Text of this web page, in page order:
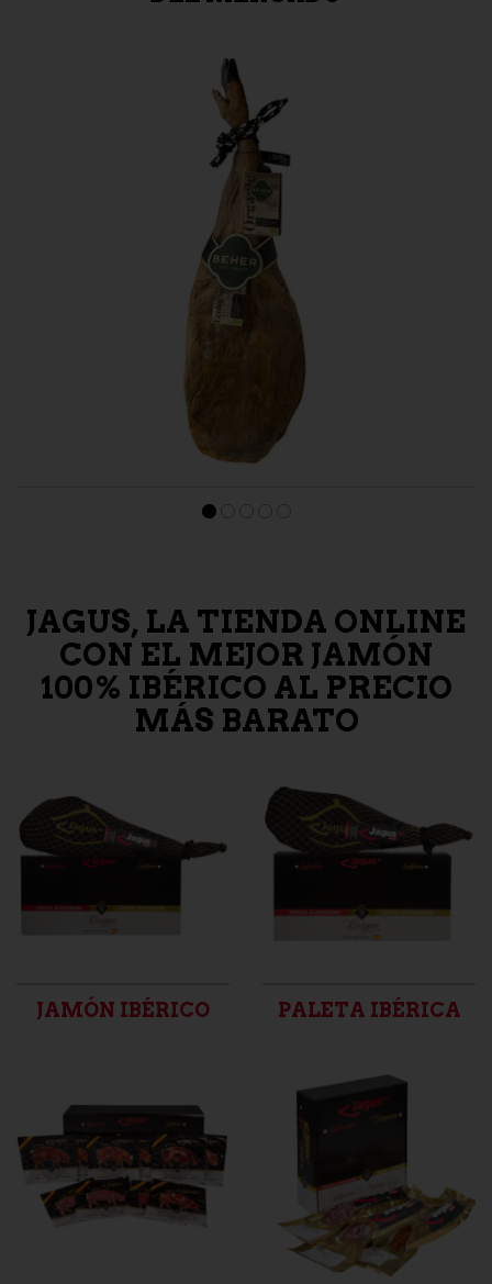
JAGUS, LA TIENDA ONLINE
CON EL MEJOR JAMÓN
100% IBÉRICO AL PRECIO
MÁS BARATO
JAMÓN IBÉRICO PALETA IBÉRICA